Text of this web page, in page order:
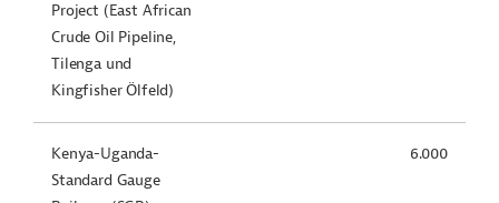
Project (East African
Crude Oil Pipeline,
Tilenga und
Kingfisher Ölfeld)
Kenya-Uganda-
Standard Gauge
6.000